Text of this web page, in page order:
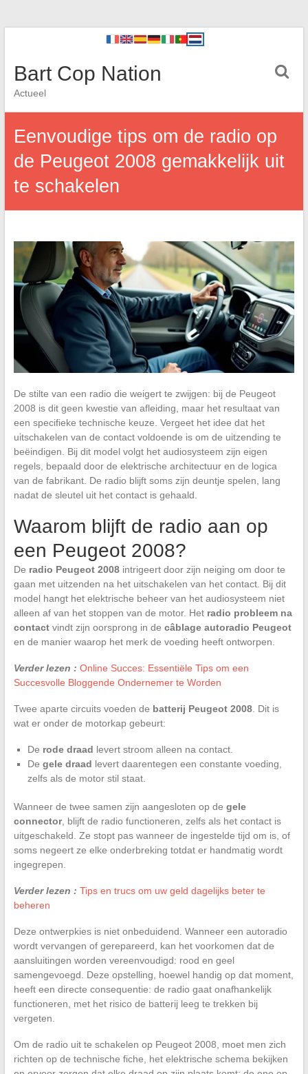
Bart Cop Nation
Actueel
Eenvoudige tips om de radio op
de Peugeot 2008 gemakkelijk uit
te schakelen
De stilte van een radio die weigert te zwijgen: bij de Peugeot
2008 is dit geen kwestie van afleiding, maar het resultaat van
een specifieke technische keuze. Vergeet het idee dat het
uitschakelen van de contact voldoende is om de uitzending te
beëindigen. Bij dit model volgt het audiosysteem zijn eigen
regels, bepaald door de elektrische architectuur en de logica
van de fabrikant. De radio blijft soms zijn deuntje spelen, lang
nadat de sleutel uit het contact is gehaald.
Waarom blijft de radio aan op
een Peugeot 2008?
De radio Peugeot 2008intrigeert door zijn neiging om door te
gaan met uitzenden na het uitschakelen van het contact. Bij dit
model hangt het elektrische beheer van het audiosysteem niet
alleen af van het stoppen van de motor. Het radio probleem na
contactvindt zijn oorsprong in de câblage autoradio Peugeot
en de manier waarop het merk de voeding heeft ontworpen.
Verder lezen : Online Succes: Essentiële Tips om een
Succesvolle Bloggende Ondernemer te Worden
Twee aparte circuits voeden de batterij Peugeot 2008. Dit is
wat er onder de motorkap gebeurt:
De rode draad levert stroom alleen na contact.
De gele draad levert daarentegen een constante voeding,
zelfs als de motor stil staat.
Wanneer de twee samen zijn aangesloten op de gele
connector, blijft de radio functioneren, zelfs als het contact is
uitgeschakeld. Ze stopt pas wanneer de ingestelde tijd om is, of
soms negeert ze elke onderbreking totdat er handmatig wordt
ingegrepen.
Verder lezen : Tips en trucs om uw geld dagelijks beter te
beheren
Deze ontwerpkies is niet onbeduidend. Wanneer een autoradio
wordt vervangen of gerepareerd, kan het voorkomen dat de
aansluitingen worden vereenvoudigd: rood en geel
samengevoegd. Deze opstelling, hoewel handig op dat moment,
heeft een directe consequentie: de radio gaat onafhankelijk
functioneren, met het risico de batterij leeg te trekken bij
vergeten.
Om de radio uit te schakelen op Peugeot 2008, moet men zich
richten op de technische fiche, het elektrische schema bekijken